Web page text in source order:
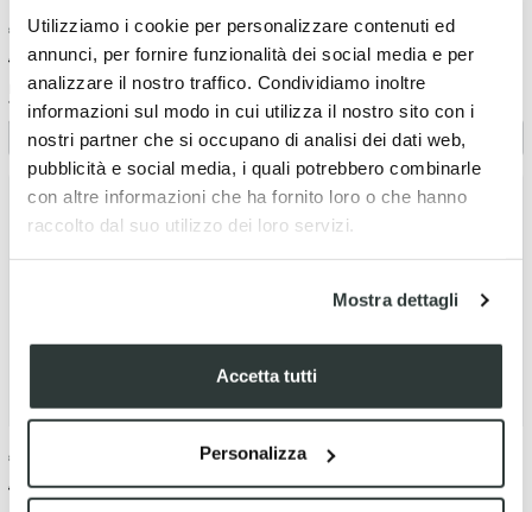
Utilizziamo i cookie per personalizzare contenuti ed
annunci, per fornire funzionalità dei social media e per
analizzare il nostro traffico. Condividiamo inoltre
informazioni sul modo in cui utilizza il nostro sito con i
nostri partner che si occupano di analisi dei dati web,
pubblicità e social media, i quali potrebbero combinarle
con altre informazioni che ha fornito loro o che hanno
raccolto dal suo utilizzo dei loro servizi.
Mostra dettagli
Accetta tutti
Personalizza
€ 2.90 -3%
€ 3.00
Paraolio albero secondario
17X29X5
€ 2.90 -3%
€ 3.00
Paraolio comando accensione
16X24X5
€
€ 3.00
€ 10.00
€ 12.00